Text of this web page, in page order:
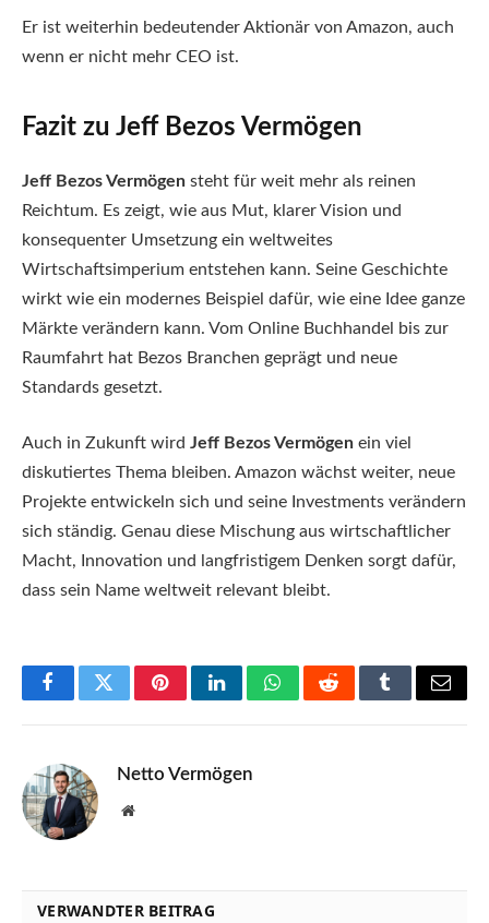
Er ist weiterhin bedeutender Aktionär von Amazon, auch
wenn er nicht mehr CEO ist.
Fazit zu Jeff Bezos Vermögen
Jeff Bezos Vermögen steht für weit mehr als reinen
Reichtum. Es zeigt, wie aus Mut, klarer Vision und
konsequenter Umsetzung ein weltweites
Wirtschaftsimperium entstehen kann. Seine Geschichte
wirkt wie ein modernes Beispiel dafür, wie eine Idee ganze
Märkte verändern kann. Vom Online Buchhandel bis zur
Raumfahrt hat Bezos Branchen geprägt und neue
Standards gesetzt.
Auch in Zukunft wird Jeff Bezos Vermögen ein viel
diskutiertes Thema bleiben. Amazon wächst weiter, neue
Projekte entwickeln sich und seine Investments verändern
sich ständig. Genau diese Mischung aus wirtschaftlicher
Macht, Innovation und langfristigem Denken sorgt dafür,
dass sein Name weltweit relevant bleibt.
FacebookTwitterPinterestLinkedInWhatsAppRedditTumblrEmail
Netto Vermögen
Website
VERWANDTER BEITRAG